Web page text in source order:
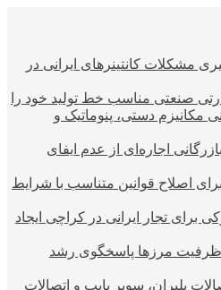
مشکلات کانتینرهای ایرانی در
صنعتی مناسب خط تولید خود را
مکانیزم دستی، پنوماتیک و
بازرگانی اجاره‌ای از عدم ایفای
اصلاح قوانین متناسب با شرایط
برای تجار ایرانی در کراچی ایجاد
ظرفیت مرزها پاسخگوی رشد
پلیران، سوپر پایپ و اتصالات